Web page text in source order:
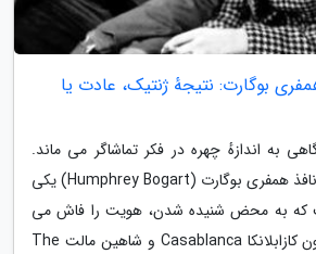
بوگارت: نتیجهٔ ژنتیک، عادت یا
به اندازهٔ چهره در فکر تماشاگر می ماند.
صدای گرفته، زمخت و نافذ همفری بوگارت (Humphrey Bogart) یکی
که به محض شنیده شدن، هویت را فاش می
نماید. در فیلم هایی چون کازابلانکا Casablanca و شاهین مالت The